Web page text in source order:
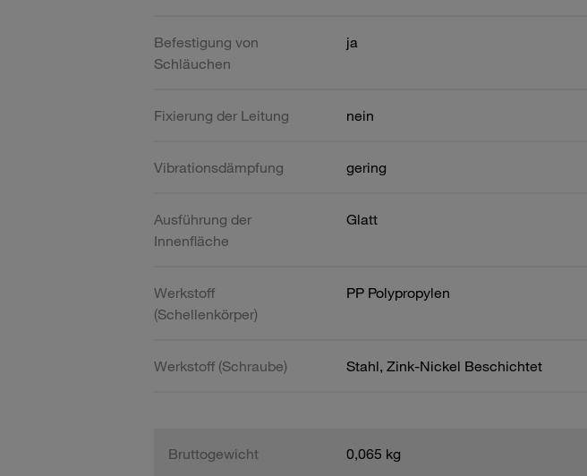
Befestigung von
Schläuchen
ja
Fixierung der Leitung nein
Vibrationsdämpfung gering
Ausführung der
Innenfläche
Glatt
Werkstoff
(Schellenkörper)
PP Polypropylen
Werkstoff (Schraube) Stahl, Zink-Nickel Beschichtet
Bruttogewicht 0,065 kg